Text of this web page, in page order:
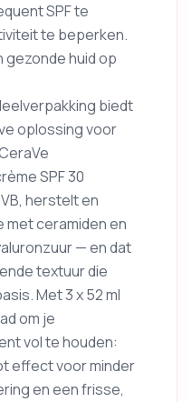
SPF te
te beperken.
gezonde huid op
biedt
oplossing voor
SPF 30
herstelt en
ceramiden en
— en dat
textuur die
Met 3 x 52 ml
om je
vol te houden:
effect voor minder
en een frisse,